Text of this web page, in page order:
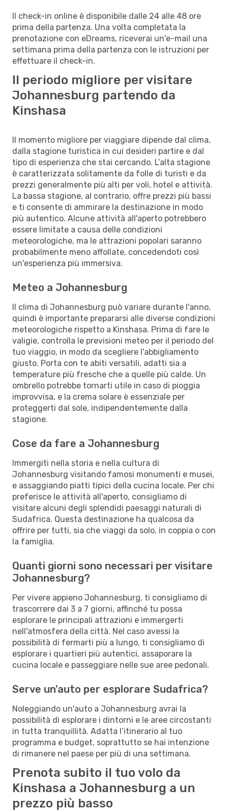
Il check-in online è disponibile dalle 24 alle 48 ore
prima della partenza. Una volta completata la
prenotazione con eDreams, riceverai un'e-mail una
settimana prima della partenza con le istruzioni per
effettuare il check-in.
Il periodo migliore per visitare
Johannesburg partendo da
Kinshasa
Il momento migliore per viaggiare dipende dal clima,
dalla stagione turistica in cui desideri partire e dal
tipo di esperienza che stai cercando. L’alta stagione
è caratterizzata solitamente da folle di turisti e da
prezzi generalmente più alti per voli, hotel e attività.
La bassa stagione, al contrario, offre prezzi più bassi
e ti consente di ammirare la destinazione in modo
più autentico. Alcune attività all'aperto potrebbero
essere limitate a causa delle condizioni
meteorologiche, ma le attrazioni popolari saranno
probabilmente meno affollate, concedendoti così
un'esperienza più immersiva.
Meteo a Johannesburg
Il clima di Johannesburg può variare durante l'anno,
quindi è importante prepararsi alle diverse condizioni
meteorologiche rispetto a Kinshasa. Prima di fare le
valigie, controlla le previsioni meteo per il periodo del
tuo viaggio, in modo da scegliere l'abbigliamento
giusto. Porta con te abiti versatili, adatti sia a
temperature più fresche che a quelle più calde. Un
ombrello potrebbe tornarti utile in caso di pioggia
improvvisa, e la crema solare è essenziale per
proteggerti dal sole, indipendentemente dalla
stagione.
Cose da fare a Johannesburg
Immergiti nella storia e nella cultura di
Johannesburg visitando famosi monumenti e musei,
e assaggiando piatti tipici della cucina locale. Per chi
preferisce le attività all'aperto, consigliamo di
visitare alcuni degli splendidi paesaggi naturali di
Sudafrica. Questa destinazione ha qualcosa da
offrire per tutti, sia che viaggi da solo, in coppia o con
la famiglia.
Quanti giorni sono necessari per visitare
Johannesburg?
Per vivere appieno Johannesburg, ti consigliamo di
trascorrere dai 3 a 7 giorni, affinché tu possa
esplorare le principali attrazioni e immergerti
nell'atmosfera della città. Nel caso avessi la
possibilità di fermarti più a lungo, ti consigliamo di
esplorare i quartieri più autentici, assaporare la
cucina locale e passeggiare nelle sue aree pedonali.
Serve un'auto per esplorare Sudafrica?
Noleggiando un'auto a Johannesburg avrai la
possibilità di esplorare i dintorni e le aree circostanti
in tutta tranquillità. Adatta l’itinerario al tuo
programma e budget, soprattutto se hai intenzione
di rimanere nel paese per più di una settimana.
Prenota subito il tuo volo da
Kinshasa a Johannesburg a un
prezzo più basso